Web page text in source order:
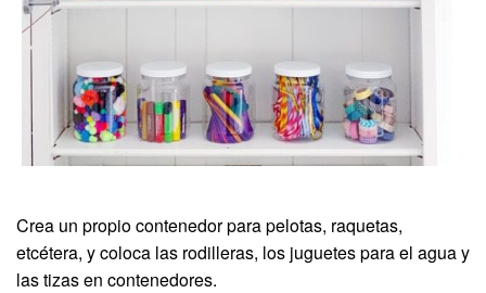
Crea un propio contenedor para pelotas, raquetas,
etcétera, y coloca las rodilleras, los juguetes para el agua y
las tizas en contenedores.